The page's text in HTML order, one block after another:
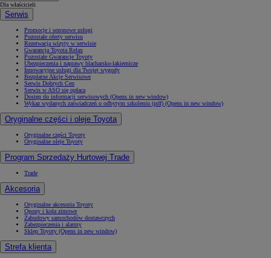
Dla właścicieli
Serwis
Promocje i sezonowe usługi
Pozostałe oferty serwisu
Rezerwacja wizyty w serwisie
Gwarancja Toyota Relax
Pozostałe Gwarancje Toyoty
Ubezpieczenia i naprawy blacharsko-lakiernicze
Innowacyjne usługi dla Twojej wygody
Bezpłatne Akcje Serwisowe
Serwis Dobrych Cen
Serwis w ASO się opłaca
Dostęp do informacji serwisowych (Opens in new window)
Wykaz wydanych zaświadczeń o odbytym szkoleniu (pdf) (Opens in new window)
Oryginalne części i oleje Toyota
Oryginalne części Toyoty
Oryginalne oleje Toyoty
Program Sprzedaży Hurtowej Trade
Trade
Akcesoria
Oryginalne akcesoria Toyoty
Opony i koła zimowe
Zabudowy samochodów dostawczych
Zabezpieczenia i alarmy
Sklep Toyoty (Opens in new window)
Strefa klienta